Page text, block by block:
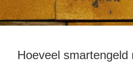
Hoeveel smartengeld